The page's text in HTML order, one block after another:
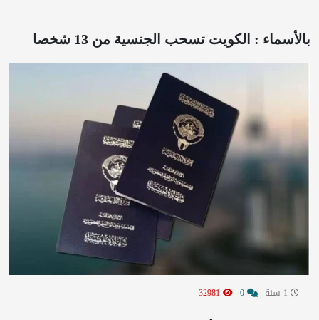
بالأسماء : الكويت تسحب الجنسية من 13 شخصا